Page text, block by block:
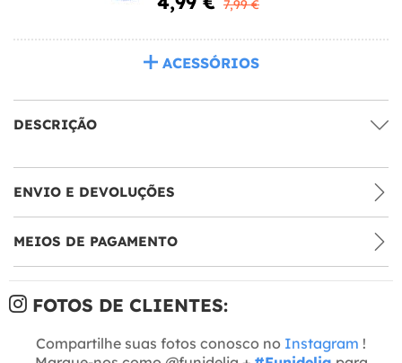
7,99 €
ACESSÓRIOS
DESCRIÇÃO
ENVIO E DEVOLUÇÕES
MEIOS DE PAGAMENTO
FOTOS DE CLIENTES:
Compartilhe suas fotos conosco no Instagram !